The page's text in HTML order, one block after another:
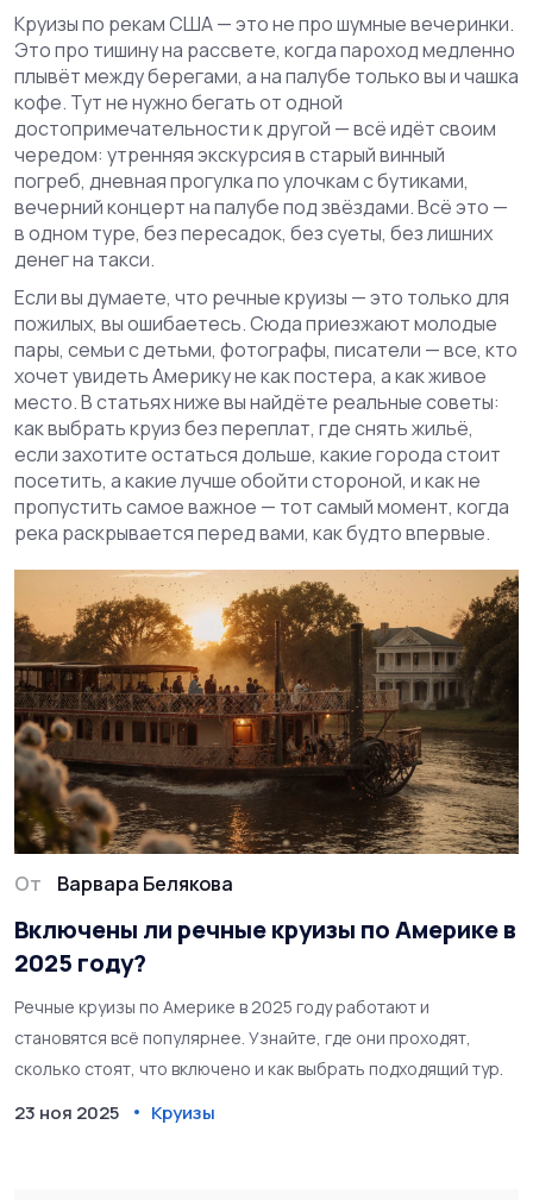
Круизы по рекам США — это не про шумные вечеринки.
Это про тишину на рассвете, когда пароход медленно
плывёт между берегами, а на палубе только вы и чашка
кофе. Тут не нужно бегать от одной
достопримечательности к другой — всё идёт своим
чередом: утренняя экскурсия в старый винный
погреб, дневная прогулка по улочкам с бутиками,
вечерний концерт на палубе под звёздами. Всё это —
в одном туре, без пересадок, без суеты, без лишних
денег на такси.
Если вы думаете, что речные круизы — это только для
пожилых, вы ошибаетесь. Сюда приезжают молодые
пары, семьи с детьми, фотографы, писатели — все, кто
хочет увидеть Америку не как постера, а как живое
место. В статьях ниже вы найдёте реальные советы:
как выбрать круиз без переплат, где снять жильё,
если захотите остаться дольше, какие города стоит
посетить, а какие лучше обойти стороной, и как не
пропустить самое важное — тот самый момент, когда
река раскрывается перед вами, как будто впервые.
От Варвара Белякова
Включены ли речные круизы по Америке в
2025 году?
Речные круизы по Америке в 2025 году работают и
становятся всё популярнее. Узнайте, где они проходят,
сколько стоят, что включено и как выбрать подходящий тур.
23 ноя 2025 Круизы